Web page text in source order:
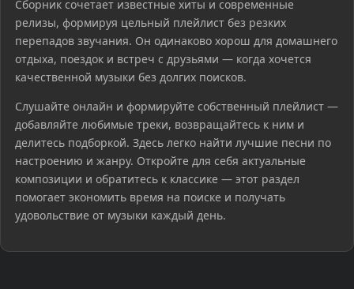
Сборник сочетает известные хиты и современные
релизы, формируя цельный плейлист без резких
перепадов звучания. Он одинаково хорош для домашнего
отдыха, поездок и встреч с друзьями — когда хочется
качественной музыки без долгих поисков.
Слушайте онлайн и формируйте собственный плейлист —
добавляйте любимые треки, возвращайтесь к ним и
делитесь подборкой. Здесь легко найти лучшие песни по
настроению и жанру. Откройте для себя актуальные
композиции и обратитесь к классике — этот раздел
помогает экономить время на поиске и получать
удовольствие от музыки каждый день.